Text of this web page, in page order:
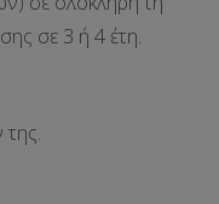
σε 3 ή 4 έτη.